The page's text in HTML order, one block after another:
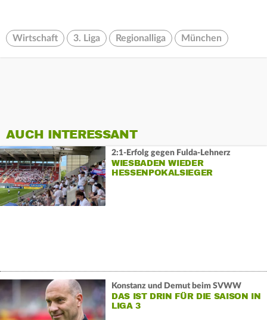
Wirtschaft 3. Liga Regionalliga München
AUCH INTERESSANT
2:1-Erfolg gegen Fulda-Lehnerz
WIESBADEN WIEDER
HESSENPOKALSIEGER
Konstanz und Demut beim SVWW
DAS IST DRIN FÜR DIE SAISON IN
LIGA 3